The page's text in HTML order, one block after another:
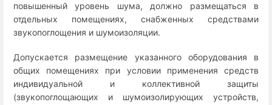
повышенный уровень шума, должно размещаться в
отдельных помещениях, снабженных средствами
звукопоглощения и шумоизоляции.
Допускается размещение указанного оборудования в
общих помещениях при условии применения средств
индивидуальной и коллективной защиты
(звукопоглощающих и шумоизолирующих устройств,